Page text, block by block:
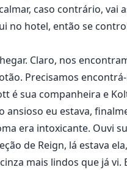
caso contrário, vai
no hotel, então se
Claro, nos
Precisamos
é sua companheira e
eu estava,
era intoxicante. Ouvi
de Reign, lá estava
mais lindos que já